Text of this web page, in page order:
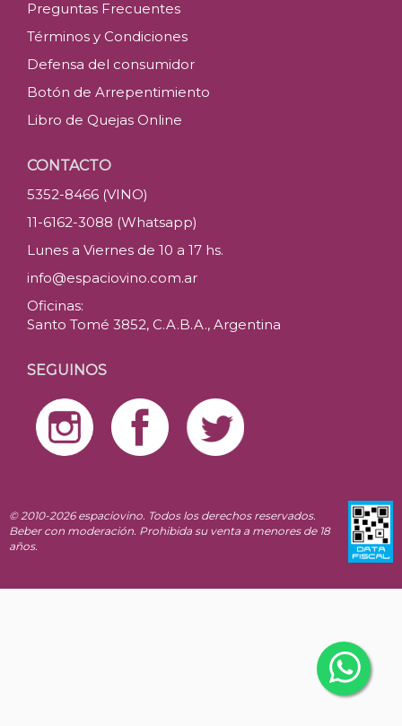
Preguntas Frecuentes
Términos y Condiciones
Defensa del consumidor
Botón de Arrepentimiento
Libro de Quejas Online
CONTACTO
5352-8466 (VINO)
11-6162-3088 (Whatsapp)
Lunes a Viernes de 10 a 17 hs.
info@espaciovino.com.ar
Oficinas:
Santo Tomé 3852, C.A.B.A., Argentina
SEGUINOS
© 2010-2026 espaciovino. Todos los derechos reservados.
Beber con moderación. Prohibida su venta a menores de 18
años.